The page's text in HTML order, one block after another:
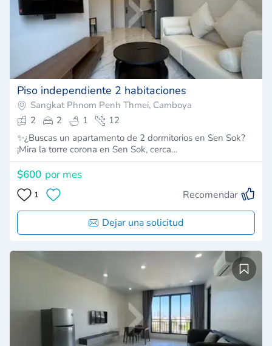
Piso independiente 2 habitaciones
Sangkat Phnom Penh Thmei, Camboya
2
2 1
12
✨¿Buscas un apartamento de 2 dormitorios en Sen Sok?
¡Mira la torre corona en Sen Sok, cerca…
$600 por mes
1 Recomendar
Dejar una solicitud